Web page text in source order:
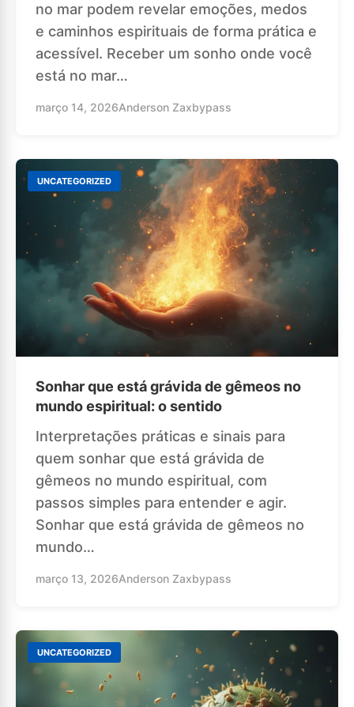
no mar podem revelar emoções, medos
e caminhos espirituais de forma prática e
acessível. Receber um sonho onde você
está no mar…
março 14, 2026Anderson Zaxbypass
UNCATEGORIZED
Sonhar que está grávida de gêmeos no
mundo espiritual: o sentido
Interpretações práticas e sinais para
quem sonhar que está grávida de
gêmeos no mundo espiritual, com
passos simples para entender e agir.
Sonhar que está grávida de gêmeos no
mundo…
março 13, 2026Anderson Zaxbypass
UNCATEGORIZED